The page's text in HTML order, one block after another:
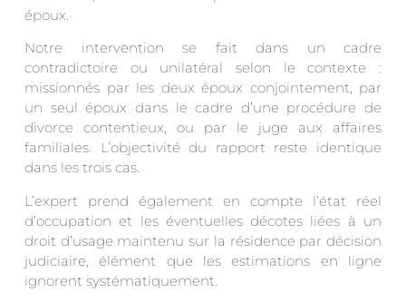
époux.
Notre intervention se fait dans un cadre
contradictoire ou unilatéral selon le contexte :
missionnés par les deux époux conjointement, par
un seul époux dans le cadre d’une procédure de
divorce contentieux, ou par le juge aux affaires
familiales. L’objectivité du rapport reste identique
dans les trois cas.
L’expert prend également en compte l’état réel
d’occupation et les éventuelles décotes liées à un
droit d’usage maintenu sur la résidence par décision
judiciaire, élément que les estimations en ligne
ignorent systématiquement.